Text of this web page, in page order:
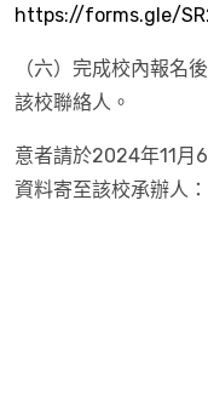
https://forms.gle/
（六）完成校內報名
該校聯絡人。
意者請於2024年11月
資料寄至該校承辦人：